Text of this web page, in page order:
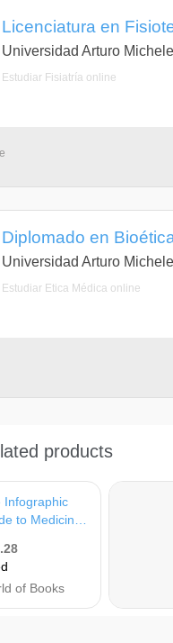
Licenciatura en
Universidad Arturo
Estudiar Fisiatría online
Diplomado en
Universidad Arturo
Estudiar Ética Médica online